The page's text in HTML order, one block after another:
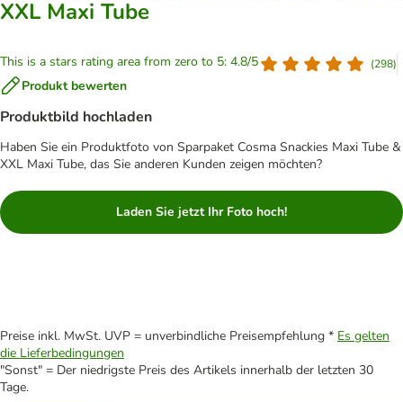
XXL Maxi Tube
This is a stars rating area from zero to 5: 4.8/5 (298)
Produkt bewerten
Produktbild hochladen
Haben Sie ein Produktfoto von Sparpaket Cosma Snackies Maxi Tube &
XXL Maxi Tube, das Sie anderen Kunden zeigen möchten?
Laden Sie jetzt Ihr Foto hoch!
Preise inkl. MwSt. UVP = unverbindliche Preisempfehlung * Es gelten
die Lieferbedingungen
"Sonst" = Der niedrigste Preis des Artikels innerhalb der letzten 30
Tage.